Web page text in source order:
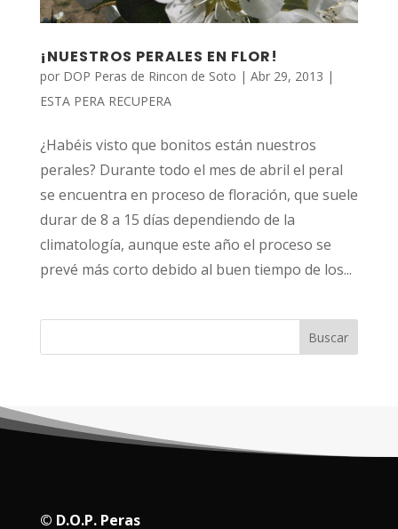
¡NUESTROS PERALES EN FLOR!
por DOP Peras de Rincon de Soto | Abr 29, 2013 |
ESTA PERA RECUPERA
¿Habéis visto que bonitos están nuestros
perales? Durante todo el mes de abril el peral
se encuentra en proceso de floración, que suele
durar de 8 a 15 días dependiendo de la
climatología, aunque este año el proceso se
prevé más corto debido al buen tiempo de los...
Buscar
© D.O.P. Peras